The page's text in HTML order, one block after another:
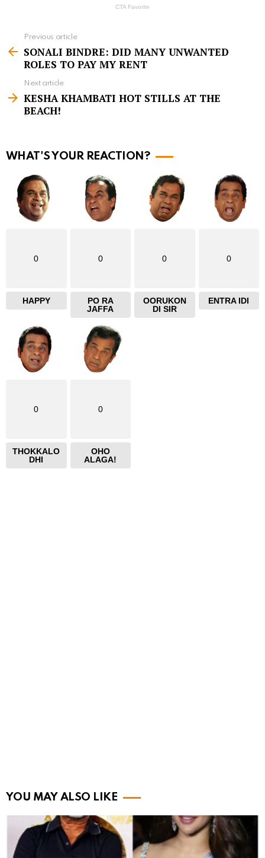
e
m
e
Previous article
SONALI BINDRE: DID MANY UNWANTED
ROLES TO PAY MY RENT
Next article
KESHA KHAMBATI HOT STILLS AT THE
BEACH!
WHAT'S YOUR REACTION?
0
HAPPY
0
PO RA
JAFFA
0
OORUKON
DI SIR
0
ENTRA IDI
0
THOKKALO
DHI
0
OHO
ALAGA!
YOU MAY ALSO LIKE